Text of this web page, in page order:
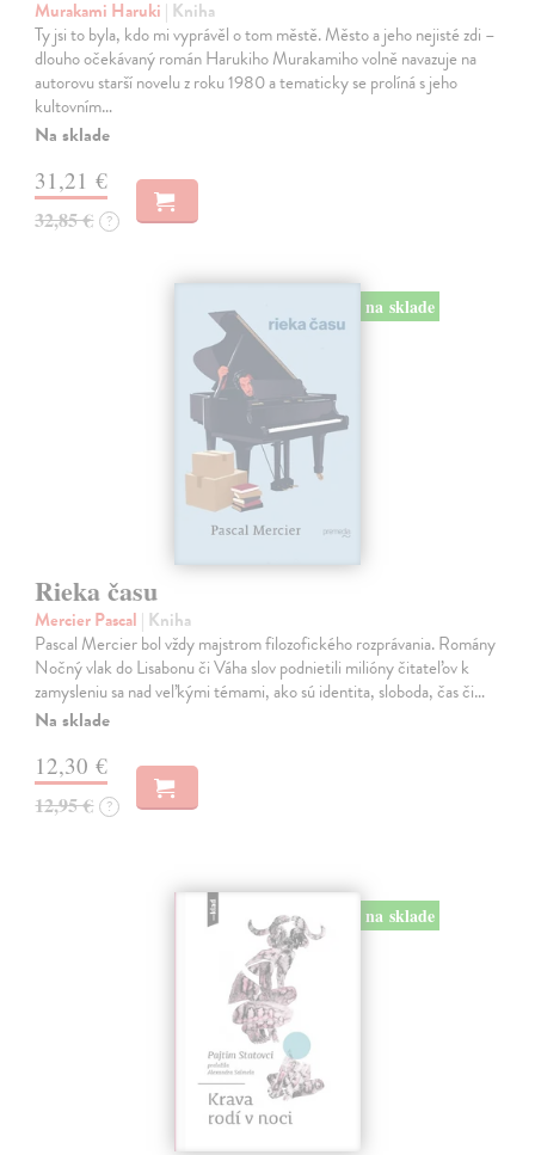
Murakami Haruki | Kniha
Ty jsi to byla, kdo mi vyprávěl o tom městě. Město a jeho nejisté zdi –
dlouho očekávaný román Harukiho Murakamiho volně navazuje na
autorovu starší novelu z roku 1980 a tematicky se prolíná s jeho
kultovním…
Na sklade
31,21 €
32,85 € ?
na sklade
Rieka času
Mercier Pascal | Kniha
Pascal Mercier bol vždy majstrom filozofického rozprávania. Romány
Nočný vlak do Lisabonu či Váha slov podnietili milióny čitateľov k
zamysleniu sa nad veľkými témami, ako sú identita, sloboda, čas či…
Na sklade
12,30 €
12,95 € ?
na sklade